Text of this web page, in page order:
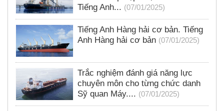
Tiếng Anh... (07/01/2025)
Tiếng Anh Hàng hải cơ bản. Tiếng
Anh Hàng hải cơ bản (07/01/2025)
Trắc nghiệm đánh giá năng lực
chuyên môn cho từng chức danh
Sỹ quan Máy.... (07/01/2025)